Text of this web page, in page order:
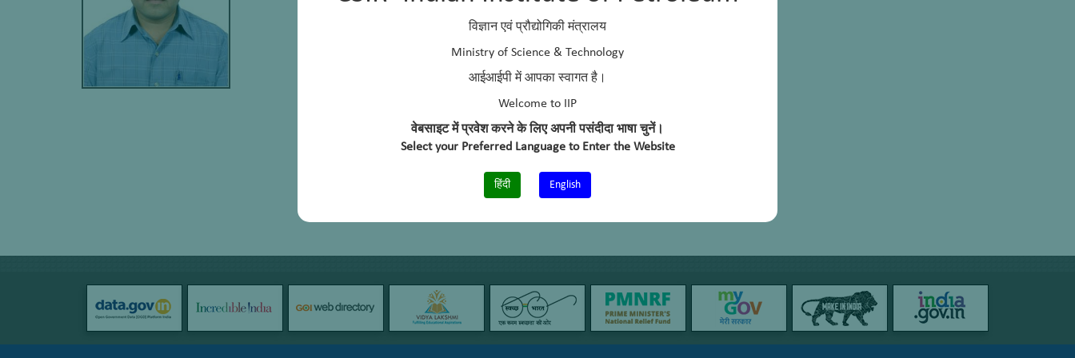
विज्ञान एवं प्रौद्योगिकी मंत्रालय
Ministry of Science & Technology
आईआईपी में आपका स्वागत है।
Welcome to IIP
वेबसाइट में प्रवेश करने के लिए अपनी पसंदीदा भाषा चुनें।
Select your Preferred Language to Enter the Website
हिंदी English